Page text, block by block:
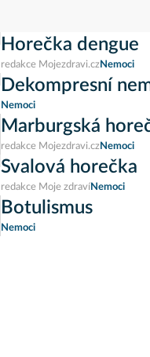
Horečka dengue
redakce Mojezdravi.czNemoci
Dekompresní
Nemoci
Marburgská
redakce Mojezdravi.czNemoci
Svalová horečka
redakce Moje zdravíNemoci
Botulismus
Nemoci